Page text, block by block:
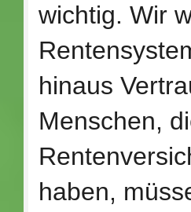
wichtig. Wir
hinaus
Menschen,
haben,